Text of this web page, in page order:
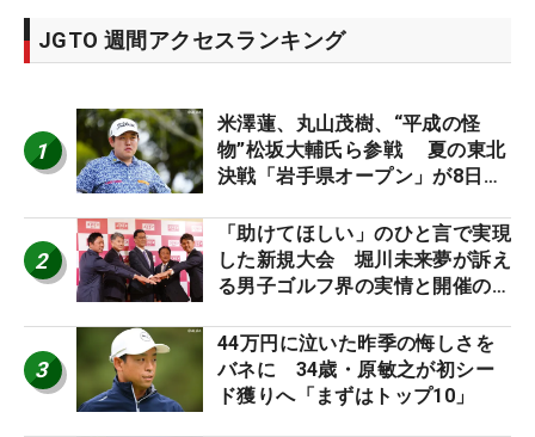
JGTO 週間アクセスランキング
1
米澤蓮、丸山茂樹、“平成の怪
物”松坂大輔氏ら参戦 夏の東北
決戦「岩手県オープン」が8日開
2
「助けてほしい」のひと言で実現
した新規大会 堀川未来夢が訴え
る男子ゴルフ界の実情と開催の舞
3
44万円に泣いた昨季の悔しさを
バネに 34歳・原敏之が初シー
ド獲りへ「まずはトップ10」